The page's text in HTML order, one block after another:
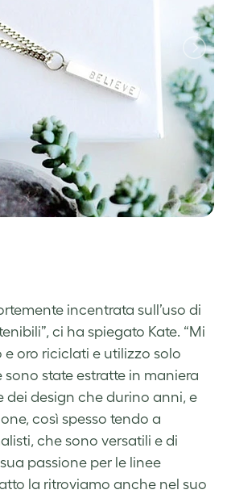
incentrata sull’uso di
ci ha spiegato Kate. “Mi
oro riciclati e utilizzo solo
sono state estratte in maniera
dei design che durino anni, e
così spesso tendo a
che sono versatili e di
passione per le linee
la ritroviamo anche nel suo